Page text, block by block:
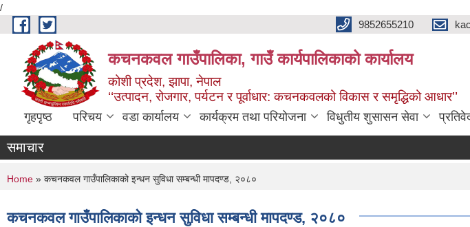
/
Skip to main content
9852655210
कचनकवल गाउँपालिका, गाउँ कार्यपालिकाको कार्यालय
कोशी प्रदेश, झापा, नेपाल
‘‘उत्पादन, रोजगार, पर्यटन र पूर्वाधार: कचनकवलको विकास र समृद्धिको आधार’’
गृहपृष्ठ परिचय वडा कार्यालय कार्यक्रम तथा परियोजना विधुतीय शुसासन सेवा
समाचार
You are here
Home » कचनकवल गाउँपालिकाको इन्धन सुविधा सम्बन्धी मापदण्ड, २०८०
कचनकवल गाउँपालिकाको इन्धन सुविधा सम्बन्धी मापदण्ड, २०८०